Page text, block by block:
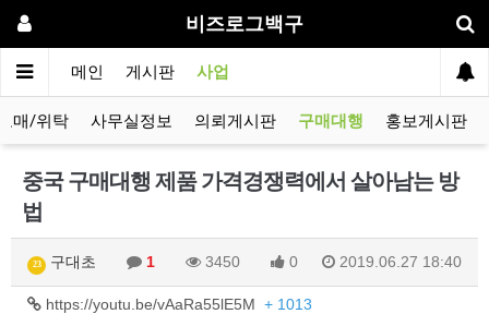
비즈로그백구
메인 게시판 사업
매/위탁 사무실정보 의뢰게시판 구매대행 홍보게시판
중국 구매대행 제품 가격경쟁력에서 살아남는 방
법
23 구대초 1 3450 0 2019.06.27 18:40
https://youtu.be/vAaRa55lE5M + 1013